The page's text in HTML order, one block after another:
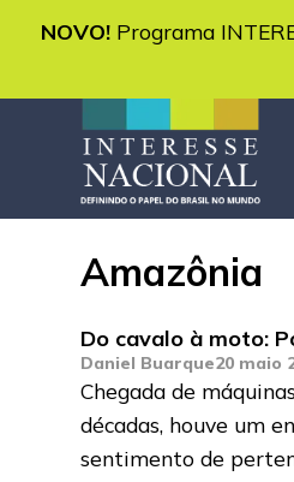
NOVO! Programa
Amazônia
Do cavalo à moto:
Daniel Buarque20 maio
Chegada de
décadas, houve um
sentimento de